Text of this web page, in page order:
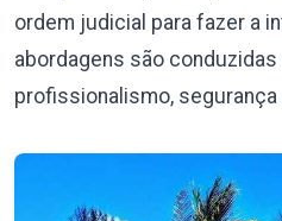
ordem judicial para fazer a
abordagens são
profissionalismo,